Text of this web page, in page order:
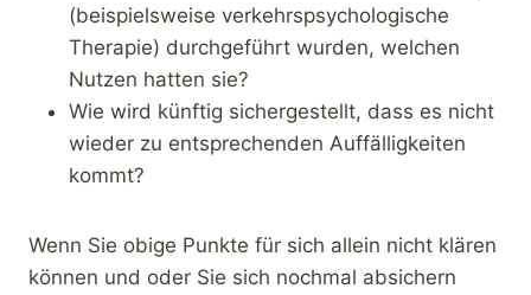
(beispielsweise verkehrspsychologische
Therapie) durchgeführt wurden, welchen
Nutzen hatten sie?
Wie wird künftig sichergestellt, dass es nicht
wieder zu entsprechenden Auffälligkeiten
kommt?
Wenn Sie obige Punkte für sich allein nicht klären
können und oder Sie sich nochmal absichern